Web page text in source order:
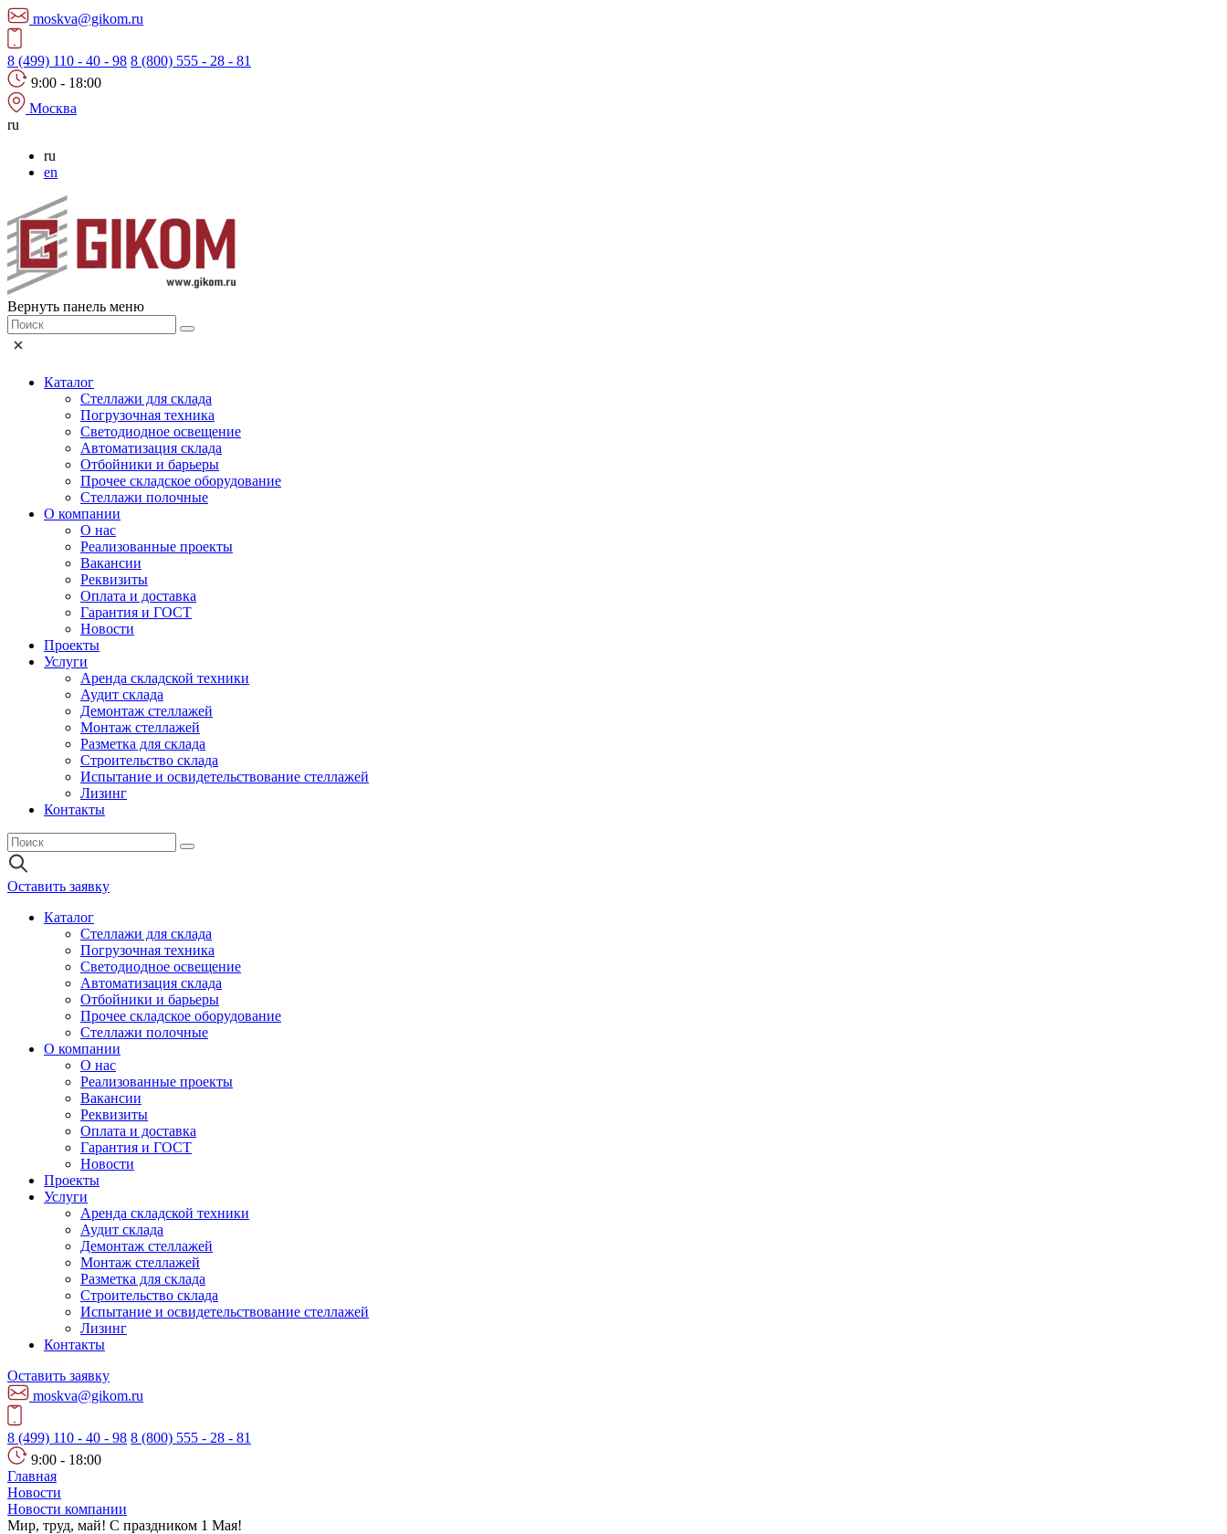
moskva@gikom.ru
8 (499) 110 - 40 - 98 8 (800) 555 - 28 - 81
9:00 - 18:00
Москва
ru
ru
en
Вернуть панель меню
Каталог
Стеллажи для склада
Погрузочная техника
Светодиодное освещение
Автоматизация склада
Отбойники и барьеры
Прочее складское оборудование
Стеллажи полочные
О компании
О нас
Реализованные проекты
Вакансии
Реквизиты
Оплата и доставка
Гарантия и ГОСТ
Новости
Проекты
Услуги
Аренда складской техники
Аудит склада
Демонтаж стеллажей
Монтаж стеллажей
Разметка для склада
Строительство склада
Испытание и освидетельствование стеллажей
Лизинг
Контакты
Оставить заявку
Каталог
Стеллажи для склада
Погрузочная техника
Светодиодное освещение
Автоматизация склада
Отбойники и барьеры
Прочее складское оборудование
Стеллажи полочные
О компании
О нас
Реализованные проекты
Вакансии
Реквизиты
Оплата и доставка
Гарантия и ГОСТ
Новости
Проекты
Услуги
Аренда складской техники
Аудит склада
Демонтаж стеллажей
Монтаж стеллажей
Разметка для склада
Строительство склада
Испытание и освидетельствование стеллажей
Лизинг
Контакты
Оставить заявку
moskva@gikom.ru
8 (499) 110 - 40 - 98 8 (800) 555 - 28 - 81
9:00 - 18:00
Главная
Новости
Новости компании
Мир, труд, май! С праздником 1 Мая!